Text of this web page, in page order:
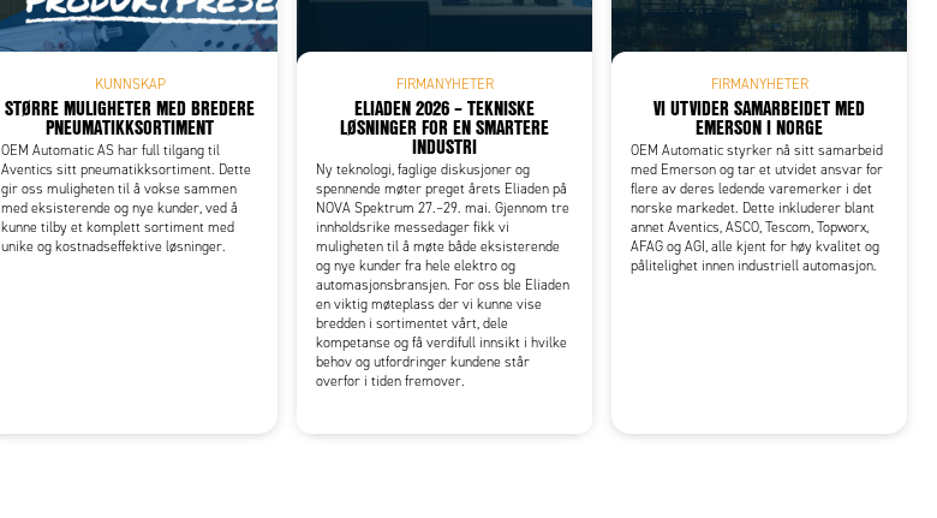
KUNNSKAP
STØRRE MULIGHETER MED BREDERE
PNEUMATIKKSORTIMENT
OEM Automatic AS har full tilgang til
Aventics sitt pneumatikksortiment. Dette
gir oss muligheten til å vokse sammen
med eksisterende og nye kunder, ved å
kunne tilby et komplett sortiment med
unike og kostnadseffektive løsninger.
FIRMANYHETER
ELIADEN 2026 – TEKNISKE
LØSNINGER FOR EN SMARTERE
INDUSTRI
Ny teknologi, faglige diskusjoner og
spennende møter preget årets Eliaden på
NOVA Spektrum 27.–29. mai. Gjennom tre
innholdsrike messedager fikk vi
muligheten til å møte både eksisterende
og nye kunder fra hele elektro og
automasjonsbransjen. For oss ble Eliaden
en viktig møteplass der vi kunne vise
bredden i sortimentet vårt, dele
kompetanse og få verdifull innsikt i hvilke
behov og utfordringer kundene står
overfor i tiden fremover.
FIRMANYHETER
VI UTVIDER SAMARBEIDET MED
EMERSON I NORGE
OEM Automatic styrker nå sitt samarbeid
med Emerson og tar et utvidet ansvar for
flere av deres ledende varemerker i det
norske markedet. Dette inkluderer blant
annet Aventics, ASCO, Tescom, Topworx,
AFAG og AGI, alle kjent for høy kvalitet og
pålitelighet innen industriell automasjon.